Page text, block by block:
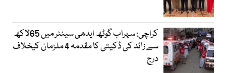
کراچی: سہراب گوٹھ ایدھی سینٹر میں 65لاکھ
سے زائد کی ڈکیتی کا مقدمہ 4 ملزمان کیخلاف
درج